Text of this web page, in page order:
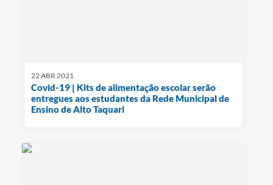
22 ABR 2021
Covid-19 | Kits de alimentação escolar serão
entregues aos estudantes da Rede Municipal de
Ensino de Alto Taquari